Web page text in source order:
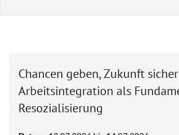
Chancen geben, Zukunft
Arbeitsintegration als
Resozialisierung